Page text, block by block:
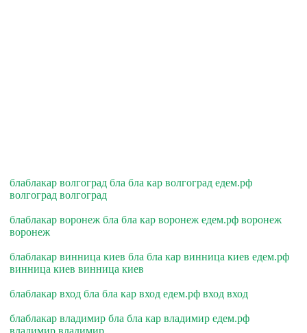
блаблакар волгоград бла бла кар волгоград едем.рф
волгоград волгоград
блаблакар воронеж бла бла кар воронеж едем.рф воронеж
воронеж
блаблакар винница киев бла бла кар винница киев едем.рф
винница киев винница киев
блаблакар вход бла бла кар вход едем.рф вход вход
блаблакар владимир бла бла кар владимир едем.рф
владимир владимир